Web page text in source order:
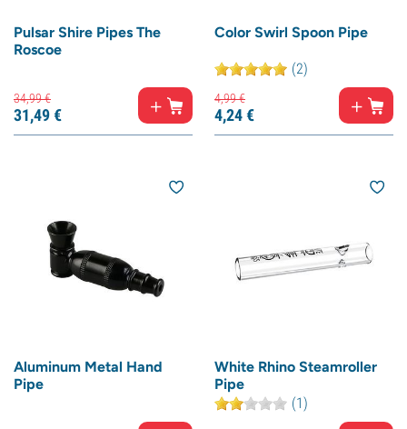
Pulsar Shire Pipes The
Roscoe
34,99€
31,49€
Color Swirl Spoon Pipe
(2)
4,99€
4,24€
Aluminum Metal Hand
Pipe
White Rhino Steamroller
Pipe
(1)